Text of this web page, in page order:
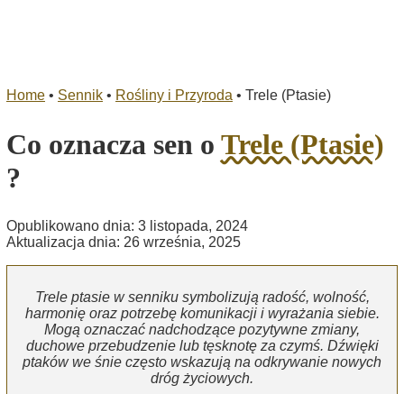
Home • Sennik • Rośliny i Przyroda • Trele (Ptasie)
Co oznacza sen o Trele (Ptasie)
?
Opublikowano dnia: 3 listopada, 2024
Aktualizacja dnia: 26 września, 2025
Trele ptasie w senniku symbolizują radość, wolność,
harmonię oraz potrzebę komunikacji i wyrażania siebie.
Mogą oznaczać nadchodzące pozytywne zmiany,
duchowe przebudzenie lub tęsknotę za czymś. Dźwięki
ptaków we śnie często wskazują na odkrywanie nowych
dróg życiowych.